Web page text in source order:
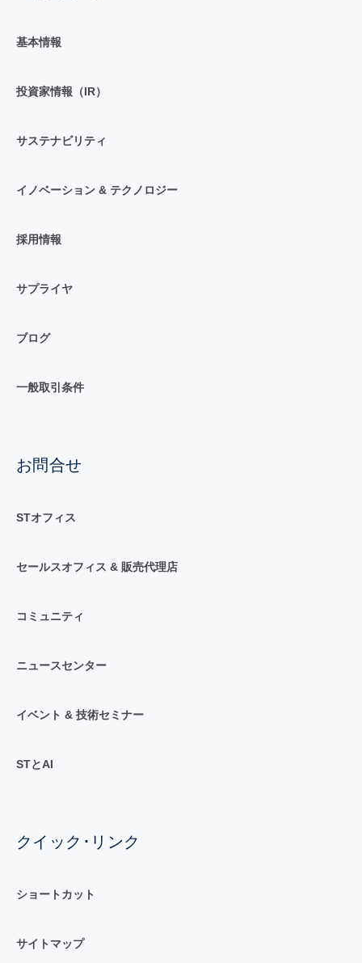
基本情報
投資家情報（IR）
サステナビリティ
イノベーション & テクノロジー
採用情報
サプライヤ
ブログ
一般取引条件
お問合せ
STオフィス
セールスオフィス & 販売代理店
コミュニティ
ニュースセンター
イベント & 技術セミナー
STとAI
クイック･リンク
ショートカット
サイトマップ